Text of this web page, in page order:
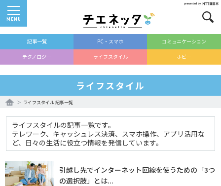
記事一覧 PC・スマホ コミュニケーション
テクノロジー ライフスタイル ホビー
MENU
ライフスタイル
ライフスタイル 記事一覧
ライフスタイルの記事一覧です。
テレワーク、キャッシュレス決済、スマホ操作、アプリ活用な
ど、日々の生活に役立つ情報を発信しています。
引越し先でインターネット回線を使うための「3つ
の選択肢」とは...